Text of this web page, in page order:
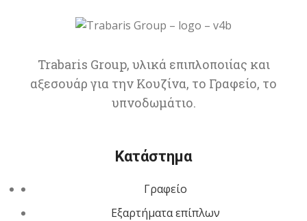
Trabaris Group, υλικά επιπλοποιίας και
αξεσουάρ για την Κουζίνα, το Γραφείο, το
υπνοδωμάτιο.
Κατάστημα
Γραφείο
Εξαρτήματα επίπλων